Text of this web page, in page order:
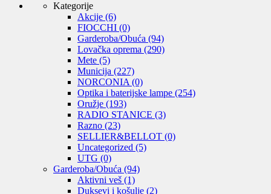
od
niže
ka
višoj
Kategorije
Akcije (6)
FIOCCHI (0)
Garderoba/Obuća (94)
Lovačka oprema (290)
Mete (5)
Municija (227)
NORCONIA (0)
Optika i baterijske lampe (254)
Oružje (193)
RADIO STANICE (3)
Razno (23)
SELLIER&BELLOT (0)
Uncategorized (5)
UTG (0)
Garderoba/Obuća (94)
Aktivni veš (1)
Duksevi i košulje (2)